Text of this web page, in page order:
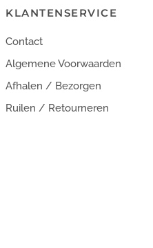
KLANTENSERVICE
Contact
Algemene Voorwaarden
Afhalen / Bezorgen
Ruilen / Retourneren